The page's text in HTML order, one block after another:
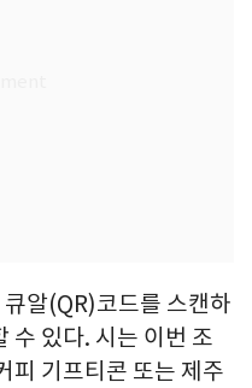
알(QR)코드를 스캔하
수 있다. 시는 이번 조
피 기프티콘 또는 제주